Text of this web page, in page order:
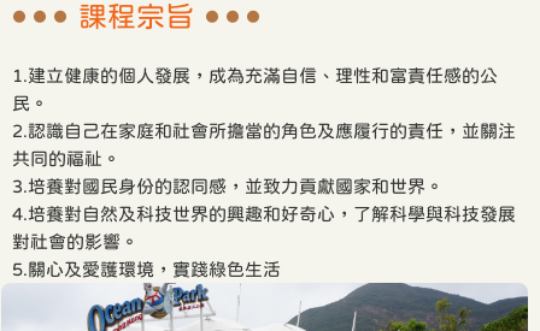
課程宗旨
1.建立健康的個人發展，成為充滿自信、理性和富責任感的公
民。
2.認識自己在家庭和社會所擔當的角色及應履行的責任，並關注
共同的福祉。
3.培養對國民身份的認同感，並致力貢獻國家和世界。
4.培養對自然及科技世界的興趣和好奇心，了解科學與科技發展
對社會的影響。
5.關心及愛護環境，實踐綠色生活